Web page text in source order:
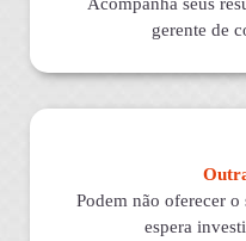
gerente de
Podem não oferecer
espera